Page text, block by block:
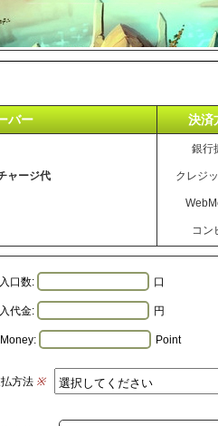
バー 決済
ャージ代
銀行
クレジ
コン
口数: 口
代金: 円
Point
方法※